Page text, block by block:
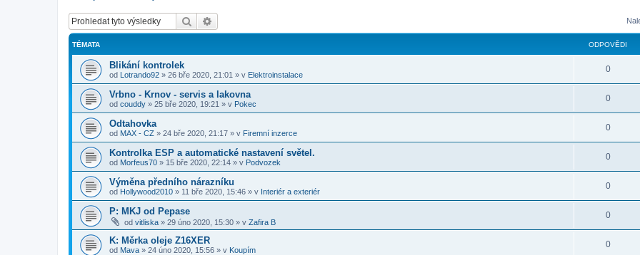
Hledat
TÉMATA ODPOVĚDI
Blikání kontrolek
od Lotrando92 » 26 bře 2020, 21:01 » v Elektroinstalace
0
Vrbno - Krnov - servis a lakovna
od couddy » 25 bře 2020, 19:21 » v Pokec
0
Odtahovka
od MAX - CZ » 24 bře 2020, 21:17 » v Firemní inzerce
0
Kontrolka ESP a automatické nastavení světel.
od Morfeus70 » 15 bře 2020, 22:14 » v Podvozek
0
Výměna předního nárazníku
od Hollywood2010 » 11 bře 2020, 15:46 » v Interiér a exteriér
0
P: MKJ od Pepase
od vitliska » 29 úno 2020, 15:30 » v Zafira B
0
K: Měrka oleje Z16XER
od Mava » 24 úno 2020, 15:56 » v Koupím
0